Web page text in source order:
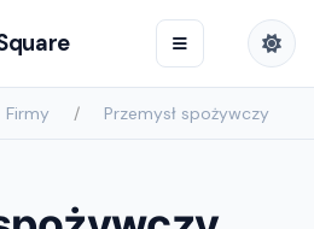
Firmy Przemysł spożywczy